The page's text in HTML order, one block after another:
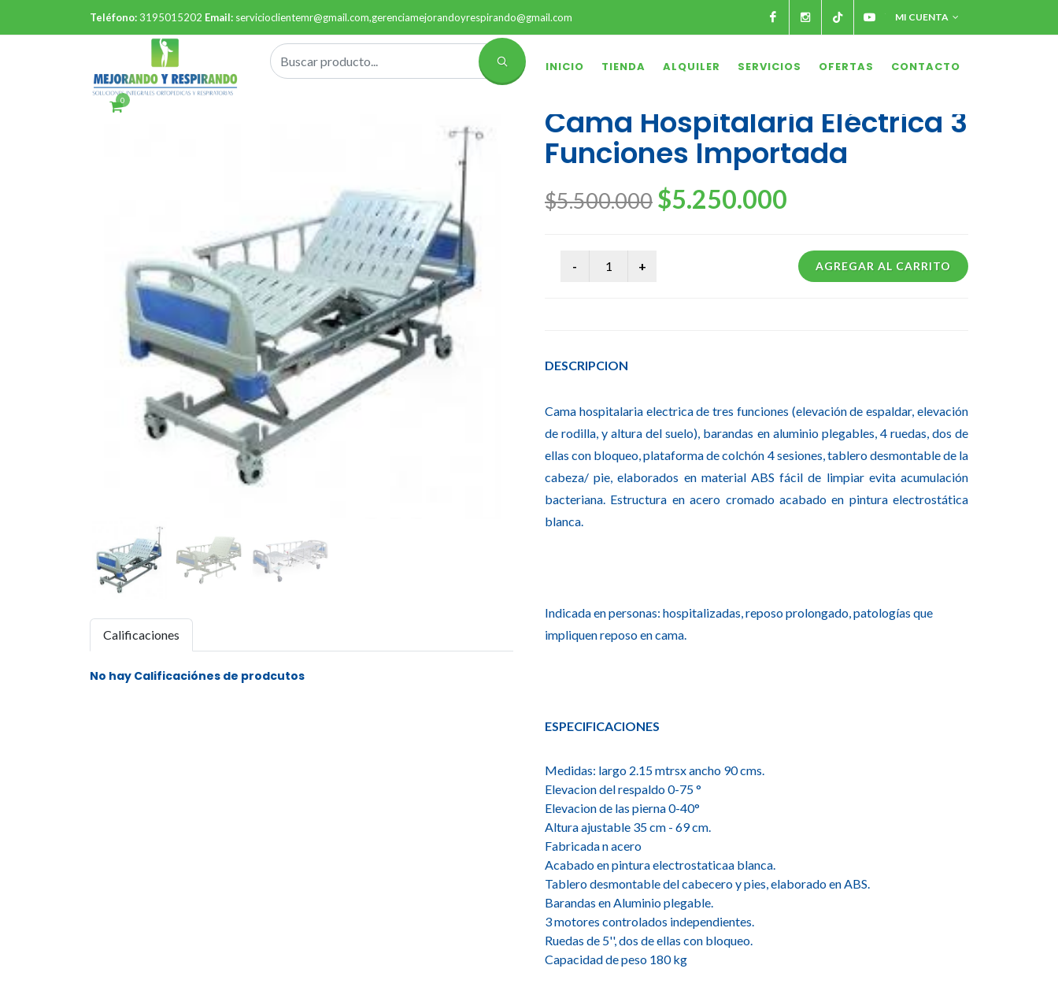
Teléfono: 3195015202 Email: servicioclientemr@gmail.com,gerenciamejorandoyrespirando@gmail.com FacebookInstagramTiktok Youtube
MI CUENTA
0
INICIO TIENDA ALQUILER SERVICIOS OFERTAS CONTACTO
Calificaciones
No hay Calificaciónes de prodcutos
Cama Hospitalaria Eléctrica 3
Funciones Importada
$5.500.000 $5.250.000
AGREGAR AL CARRITO
DESCRIPCION
Cama hospitalaria electrica de tres funciones (elevación de espaldar, elevación
de rodilla, y altura del suelo), barandas en aluminio plegables, 4 ruedas, dos de
ellas con bloqueo, plataforma de colchón 4 sesiones, tablero desmontable de la
cabeza/ pie, elaborados en material ABS fácil de limpiar evita acumulación
bacteriana. Estructura en acero cromado acabado en pintura electrostática
blanca.
Indicada en personas: hospitalizadas, reposo prolongado, patologías que
impliquen reposo en cama.
ESPECIFICACIONES
Medidas: largo 2.15 mtrsx ancho 90 cms.
Elevacion del respaldo 0-75 °
Elevacion de las pierna 0-40°
Altura ajustable 35 cm - 69 cm.
Fabricada n acero
Acabado en pintura electrostaticaa blanca.
Tablero desmontable del cabecero y pies, elaborado en ABS.
Barandas en Aluminio plegable.
3 motores controlados independientes.
Ruedas de 5'', dos de ellas con bloqueo.
Capacidad de peso 180 kg